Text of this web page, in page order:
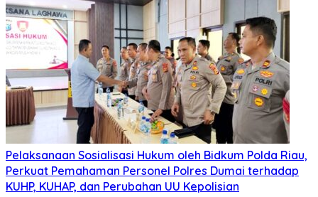
Pelaksanaan Sosialisasi Hukum oleh Bidkum Polda Riau,
Perkuat Pemahaman Personel Polres Dumai terhadap
KUHP, KUHAP, dan Perubahan UU Kepolisian